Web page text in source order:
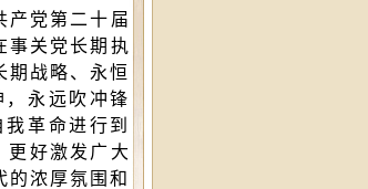
产党第二十届
事关党长期执
期战略、永恒
永远吹冲锋
革命进行到
更好激发广大
的浓厚氛围和